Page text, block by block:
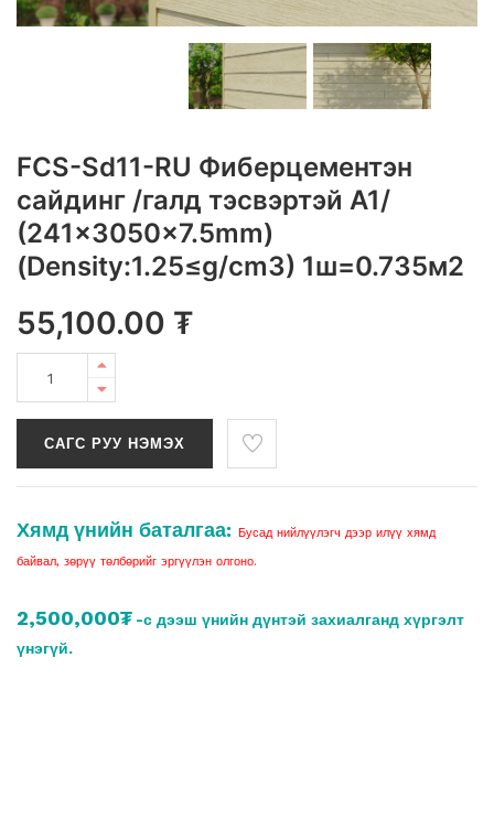
FCS-Sd11-RU Фиберцементэн
сайдинг /галд тэсвэртэй A1/
(241x3050x7.5mm)
(Density:1.25≤g/cm3) 1ш=0.735м2
55,100.00 ₮
САГС РУУ НЭМЭХ
Хямд үнийн баталгаа:
Бусад нийлүүлэгч дээр илүү хямд
байвал, зөрүү төлбөрийг эргүүлэн олгоно.
2,500,000₮ -с дээш үнийн дүнтэй захиалганд хүргэлт
үнэгүй.